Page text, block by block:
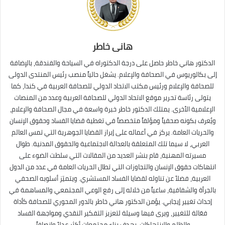
هانى خاطر
الدكتور هاني خاطر حاصل على درجة الدكتوراه في السياحة والفندقة، بالإضافة
إلى بكالوريوس في الصحافة والإعلام. يشغل حالياً منصب رئيس المنتدى الدولى
للصحافة والإعلام ورئيس مكتب الاتحاد الدولي للصحافة العربية في كندا، كما
يتولى رئاسة تحرير موقع الاتحاد الدولي للصحافة العربية وعدد من المنصات
الإعلامية الأخرى. يمتلك الدكتور خاطر خبرة واسعة في مجال الصحافة والإعلام،
ويُعرف بكونه صحفياً ومؤلفاً متخصصاً في تغطية قضايا الفساد وحقوق الإنسان
والحريات العامة. يركز في أعماله على إبراز القضايا الجوهرية التي تمس العالم
العربي، لا سيما تلك المتعلقة بالعدالة الاجتماعية والحقوق المدنية. طوال
مسيرته المهنية، قام بنشر العديد من المقالات التي سلطت الضوء على
انتهاكات حقوق الإنسان والتجاوزات التي تطال الحريات العامة في عدد من الدول
العربية، فضلاً عن تناوله لقضايا الفساد المستشري. ويتميّز أسلوبه الصحفي
بالجرأة والشفافية، ساعياً من خلاله إلى رفع الوعي المجتمعي والمساهمة في
إحداث تغيير إيجابي. يؤمن الدكتور هاني خاطر بالدور المحوري للصحافة كأداة
فعّالة للتغيير، ويرى فيها وسيلة لتعزيز التفكير النقدي ومواجهة الفساد